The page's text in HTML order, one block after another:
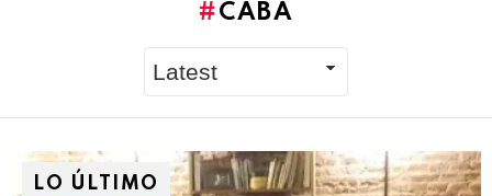
CABA
LO ÚLTIMO